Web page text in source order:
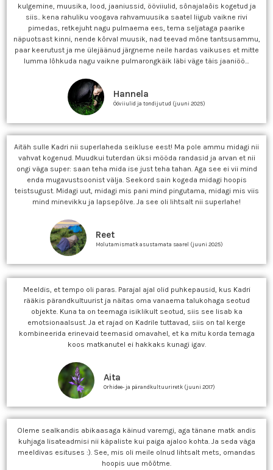
kulgemine, muusika, lood, jaaniussid, ööviiulid, sônajalaôis kogetud ja
siis.. kena rahuliku voogava rahvamuusika saatel liigub vaikne rivi
pimedas, retkejuht nagu pulmaema ees, tema seljataga paarike
näpuotsast kinni, nende kôrval muusik, nad teevad mône tantsusammu,
paar keerutust ja me ülejäänud järgneme neile hardas vaikuses et mitte
lumma lôhkuda nagu vaikne pulmarongkäik läbi väge täis jaaniöö…
Hannela
Ööviiulid ja tondijutud (juuni 2025)
Aitäh sulle Kadri nii superlaheda seikluse eest! Ma pole ammu midagi nii
vahvat kogenud. Muudkui tuterdan üksi mööda randasid ja arvan et nii
ongi väga super: saan teha mida ise just teha tahan. Aga see ei vii mind
enda mugavustsoonist välja. Seekord sain kogeda midagi hoopis
teistsugust. Midagi uut, midagi mis pani mind pingutama, midagi mis viis
mind minevikku ja lapsepõlve. Ja see oli lihtsalt nii superlahe!
Reet
Molutamismatk asustamata saarel (juuni 2025)
Meeldis, et tempo oli paras. Parajal ajal olid puhkepausid, kus Kadri
rääkis pärandkultuurist ja näitas oma vanaema talukohaga seotud
objekte. Kuna ta on teemaga isiklikult seotud, siis see lisab ka
emotsionaalsust. Ja et rajad on Kadrile tuttavad, siis on tal kerge
kombineerida erinevaid teemasid omavahel, et ka mitu korda temaga
koos matkanutel ei hakkaks kunagi igav.
Aita
Orhidee- ja pärandkultuuriretk (juuni 2017)
Oleme sealkandis abikaasaga käinud varemgi, aga tänane matk andis
kuhjaga lisateadmisi nii käpaliste kui paiga ajaloo kohta. Ja seda väga
meeldivas esituses :). See, mis oli meile olnud lihtsalt mets, omandas
hoopis uue mõõtme.